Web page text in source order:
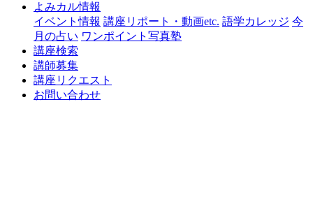
よみカル情報
イベント情報 講座リポート・動画etc. 語学カレッジ 今
月の占い ワンポイント写真塾
講座検索
講師募集
講座リクエスト
お問い合わせ